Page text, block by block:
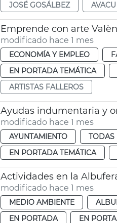
JOSÉ GOSÁLBEZ
AVACU
Emprende con arte
modificado hace 1 mes
ECONOMÍA Y EMPLEO
EN PORTADA TEMÁTICA
ARTISTAS FALLEROS
Ayudas indumentaria y
modificado hace 1 mes
AYUNTAMIENTO TODAS
EN PORTADA TEMÁTICA
Actividades en la
modificado hace 1 mes
MEDIO AMBIENTE
EN PORTADA
EN